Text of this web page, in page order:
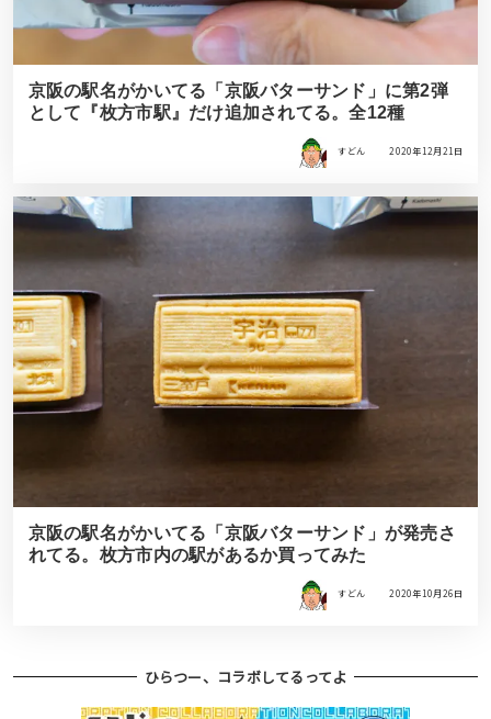
京阪の駅名がかいてる「京阪バターサンド」に第2弾
として『枚方市駅』だけ追加されてる。全12種
すどん 2020年12月21日
京阪の駅名がかいてる「京阪バターサンド」が発売さ
れてる。枚方市内の駅があるか買ってみた
すどん 2020年10月26日
ひらつー、コラボしてるってよ